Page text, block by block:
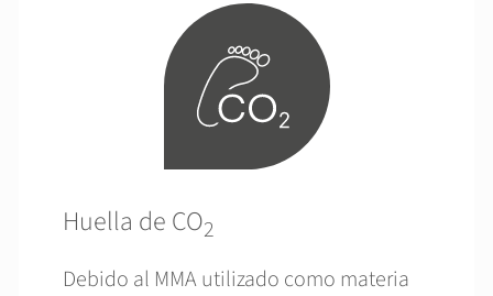
Huella de CO2
Debido al MMA utilizado como materia